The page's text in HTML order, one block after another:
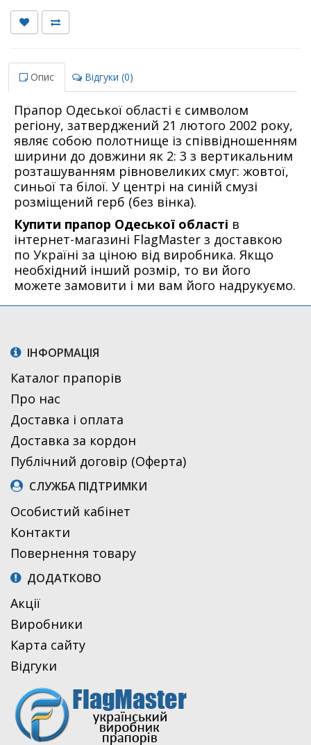
Опис Відгуки (0)
Прапор Одеської області є символом
регіону, затверджений 21 лютого 2002 року,
являє собою полотнище із співвідношенням
ширини до довжини як 2: 3 з вертикальним
розташуванням рівновеликих смуг: жовтої,
синьої та білої. У центрі на синій смузі
розміщений герб (без вінка).
Купити прапор Одеської області в
інтернет-магазині FlagMaster з доставкою
по Україні за ціною від виробника. Якщо
необхідний інший розмір, то ви його
можете замовити і ми вам його надрукуємо.
ІНФОРМАЦІЯ
Каталог прапорів
Про нас
Доставка і оплата
Доставка за кордон
Публічний договір (Оферта)
СЛУЖБА ПІДТРИМКИ
Особистий кабінет
Контакти
Повернення товару
ДОДАТКОВО
Акції
Виробники
Карта сайту
Відгуки